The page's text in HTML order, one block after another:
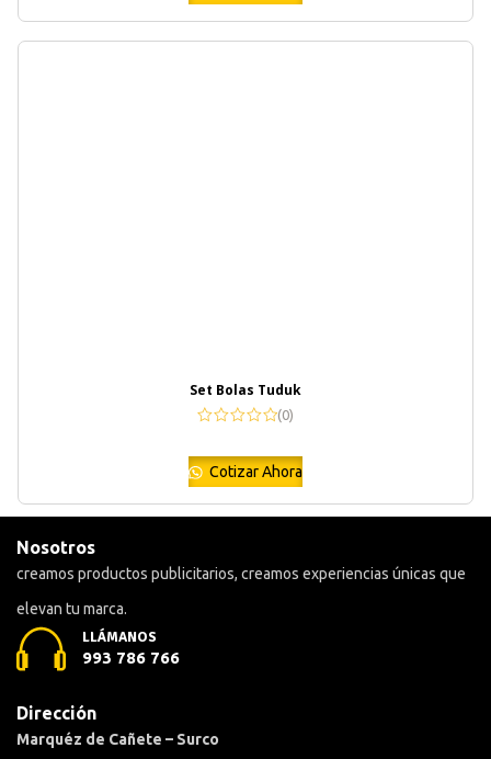
Set Bolas Tuduk
(0)
Cotizar Ahora
Nosotros
creamos productos publicitarios, creamos experiencias únicas que
elevan tu marca.
LLÁMANOS
993 786 766
Dirección
Marquéz de Cañete – Surco